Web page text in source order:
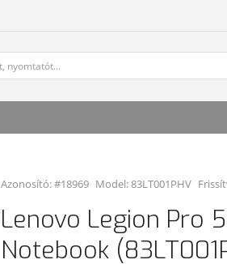
Azonosító: #18969 Model:83LT001PHV
Lenovo Legion Pro
Notebook